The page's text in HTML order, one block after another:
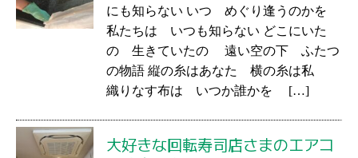
にも知らない いつ めぐり逢うのかを
私たちは いつも知らない どこにいた
の 生きていたの 遠い空の下 ふたつ
の物語 縦の糸はあなた 横の糸は私
織りなす布は いつか誰かを […]
大好きな回転寿司店さまのエアコ